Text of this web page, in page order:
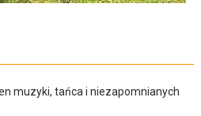
muzyki, tańca i niezapomnianych